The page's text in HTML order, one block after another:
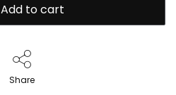
Add to cart
Share